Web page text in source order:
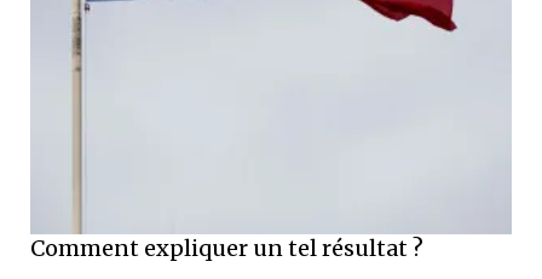
Comment expliquer un tel résultat ?